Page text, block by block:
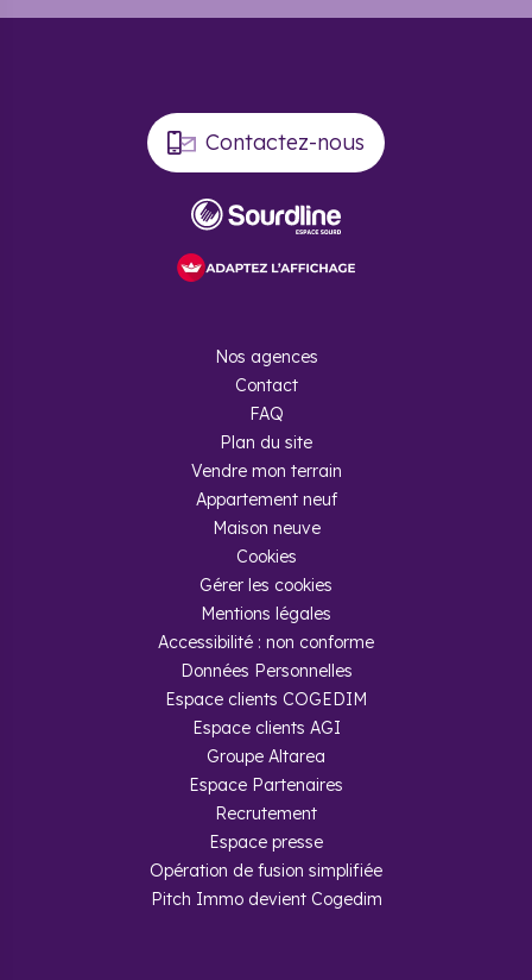
Contactez-nous
Nos agences
Contact
FAQ
Plan du site
Vendre mon terrain
Appartement neuf
Maison neuve
Cookies
Gérer les cookies
Mentions légales
Accessibilité : non conforme
Données Personnelles
Espace clients COGEDIM
Espace clients AGI
Groupe Altarea
Espace Partenaires
Recrutement
Espace presse
Opération de fusion simplifiée
Pitch Immo devient Cogedim